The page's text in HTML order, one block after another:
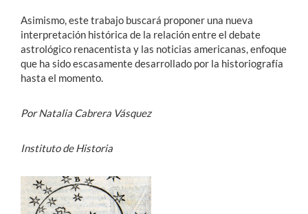
Asimismo, este trabajo buscará proponer una nueva
interpretación histórica de la relación entre el debate
astrológico renacentista y las noticias americanas, enfoque
que ha sido escasamente desarrollado por la historiografía
hasta el momento.
Por Natalia Cabrera Vásquez
Instituto de Historia